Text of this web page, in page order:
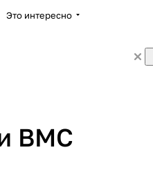
Это интересно
BMC